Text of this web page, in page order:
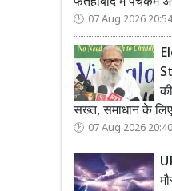
07 Aug 2026
सख्त, समाधान के लिए
07 Aug 2026